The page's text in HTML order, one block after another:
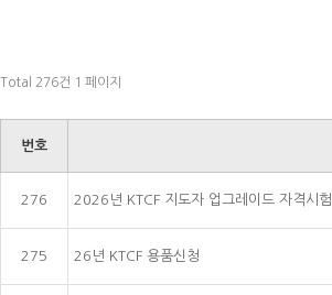
Total 276건 1 페이지
번호
276 2026년 KTCF 지도자 업그레이드 자격시험
275 26년 KTCF 용품신청